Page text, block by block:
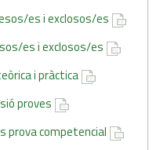
es i exclosos/es
es i exclosos/es
i pràctica
proves
prova competencial